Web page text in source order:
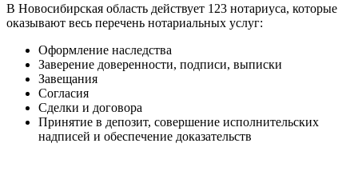
В Новосибирская область действует 123 нотариуса, которые
оказывают весь перечень нотариальных услуг:
Оформление наследства
Заверение доверенности, подписи, выписки
Завещания
Согласия
Сделки и договора
Принятие в депозит, совершение исполнительских
надписей и обеспечение доказательств